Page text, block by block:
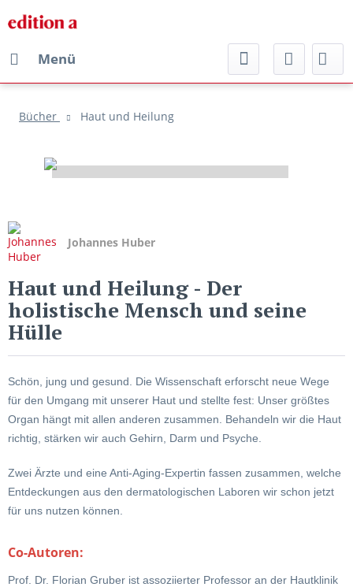
Menü
Bücher Haut und Heilung
Johannes Huber
Haut und Heilung - Der
holistische Mensch und seine
Hülle
Schön, jung und gesund. Die Wissenschaft erforscht neue Wege
für den Umgang mit unserer Haut und stellte fest: Unser größtes
Organ hängt mit allen anderen zusammen. Behandeln wir die Haut
richtig, stärken wir auch Gehirn, Darm und Psyche.
Zwei Ärzte und eine Anti-Aging-Expertin fassen zusammen, welche
Entdeckungen aus den dermatologischen Laboren wir schon jetzt
für uns nutzen können.
Co-Autoren:
Prof. Dr. Florian Gruber ist assoziierter Professor an der Hautklinik